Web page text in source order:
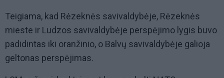
Teigiama, kad Rėzeknės savivaldybėje, Rėzeknės
mieste ir Ludzos savivaldybėje perspėjimo lygis buvo
padidintas iki oranžinio, o Balvų savivaldybėje galioja
geltonas perspėjimas.